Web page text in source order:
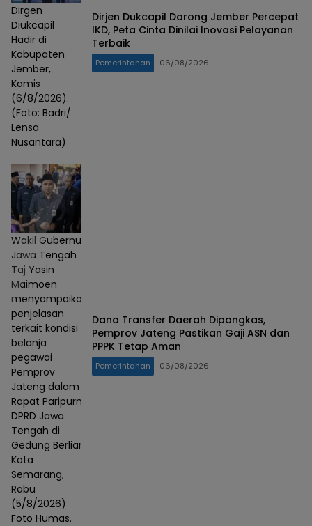
Dirgen
Diukcapil
Hadir di
Kabupaten
Jember,
Kamis
(6/8/2026).
(Foto: Badri/
Lensa
Nusantara)
Dirjen Dukcapil Dorong Jember Percepat
IKD, Peta Cinta Dinilai Inovasi Pelayanan
Terbaik
Pemerintahan 06/08/2026
Wakil Gubernur
Jawa Tengah
Taj Yasin
Maimoen
menyampaikan
penjelasan
terkait kondisi
belanja
pegawai
Pemprov
Jateng dalam
Rapat Paripurna
DPRD Jawa
Tengah di
Gedung Berlian,
Kota
Semarang,
Rabu
(5/8/2026)
Foto Humas.
Dana Transfer Daerah Dipangkas,
Pemprov Jateng Pastikan Gaji ASN dan
PPPK Tetap Aman
Pemerintahan 06/08/2026